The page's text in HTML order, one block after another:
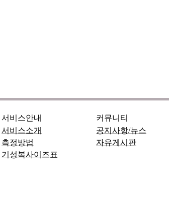
서비스안내
서비스소개
측정방법
기성복사이즈표
커뮤니티
공지사항/뉴스
자유게시판